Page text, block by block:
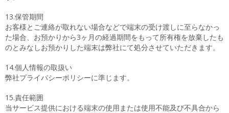
13.保管期間
お客様とご連絡が取れない場合などで端末の受け渡しに至らなかっ
た場合、お預かりから3ヶ月の経過期間をもって所有権を放棄したも
のとみなしお預かりした端末は弊社にて処分させていただきます。
14.個人情報の取扱い
弊社プライバシーポリシーに準じます。
15.責任範囲
当サービス提供における端末の使用または使用不能及び不具合から